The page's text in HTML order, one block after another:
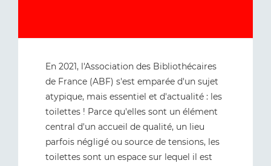
En 2021, l'Association des Bibliothécaires
de France (ABF) s'est emparée d'un sujet
atypique, mais essentiel et d'actualité : les
toilettes ! Parce qu'elles sont un élément
central d'un accueil de qualité, un lieu
parfois négligé ou source de tensions, les
toilettes sont un espace sur lequel il est